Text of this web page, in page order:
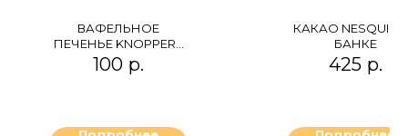
ВАФЕЛЬНОЕ
ПЕЧЕНЬЕ KNOPPERS
YOGHURT
100 р.
КАКАО
БАНКЕ
425 р.